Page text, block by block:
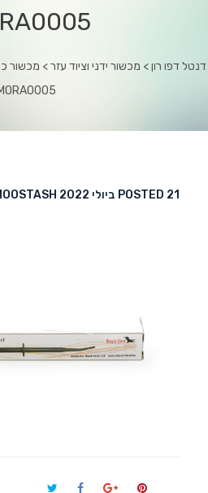
דנטל דפו רון > מכשור ידני וציוד עזר > מכשור
POSTED 21 ביולי 2022